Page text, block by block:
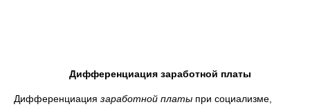
Дифференциация заработной платы
Дифференциация заработной платы при социализме,